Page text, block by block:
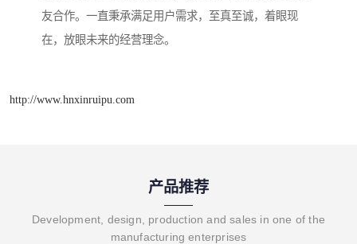
友合作。一直秉承满足用户需求，至真至诚，着眼现
在，放眼未来的经营理念。
http://www.hnxinruipu.com
产品推荐
Development, design, production and sales in one of the
manufacturing enterprises